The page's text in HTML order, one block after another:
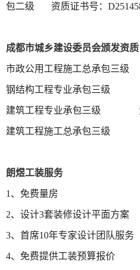
包二级 资质证书号：
成都市城乡建设委员会颁发资质
市政公用工程施工总承包三级
钢结构工程专业承包三级 资
建筑工程专业承包三级 资
建筑工程施工总承包三级 资
朗煜工装服务
1、免费量房
2、设计3套装修设计平面方案
3、首席10年专家设计团队服务
4、免费提供工装预算报价